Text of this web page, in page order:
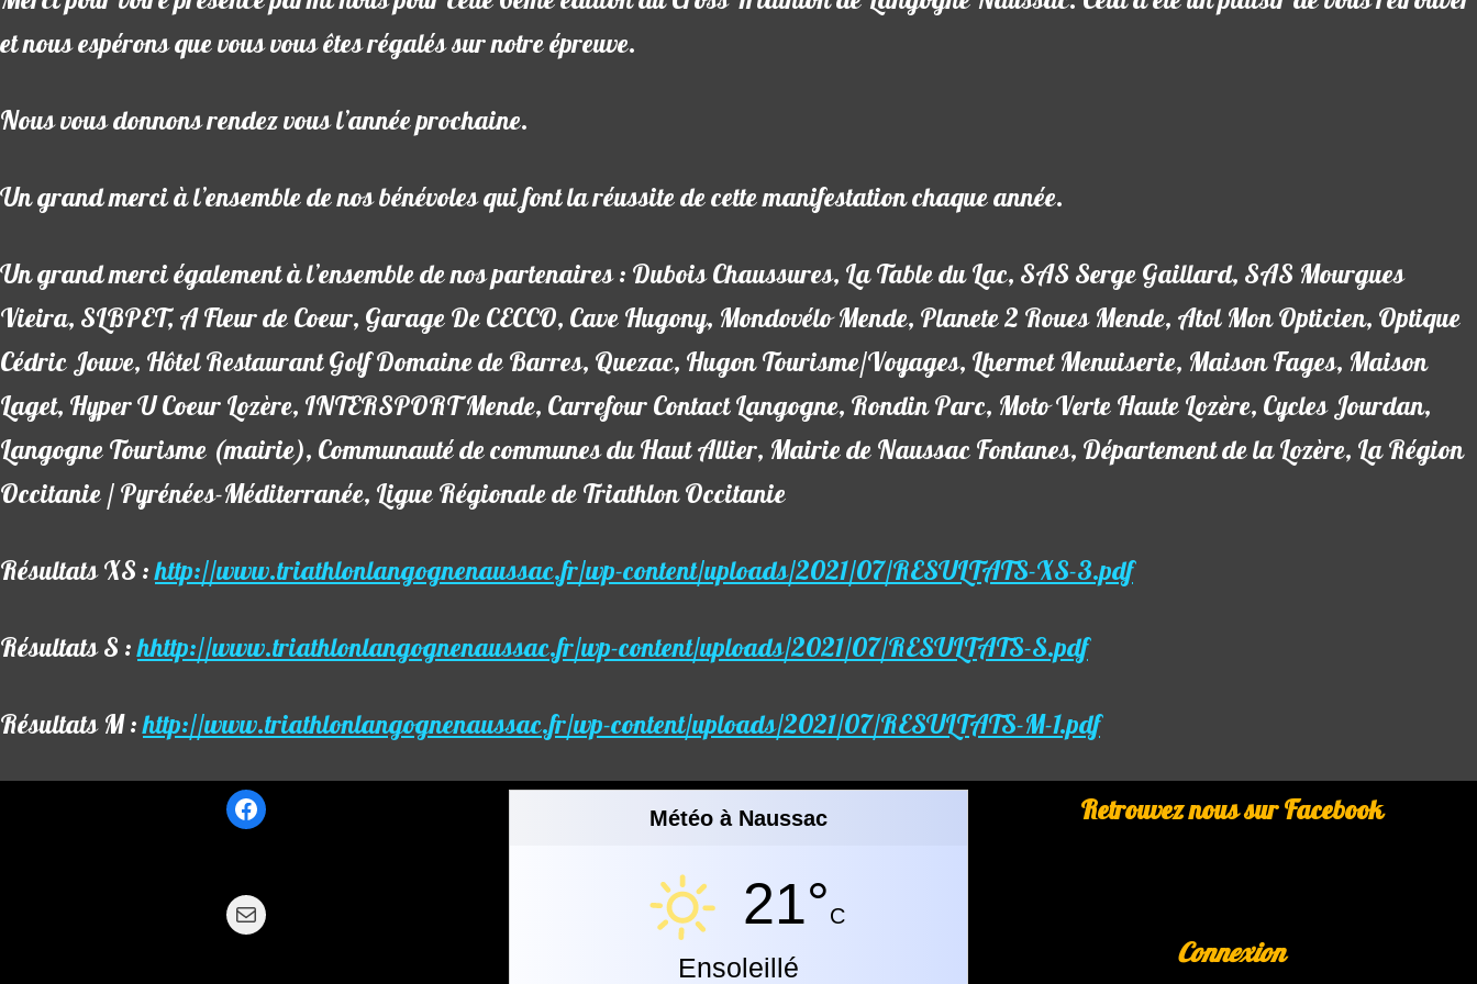
et nous espérons que vous vous êtes régalés sur notre épreuve.
Nous vous donnons rendez vous l’année prochaine.
Un grand merci à l’ensemble de nos bénévoles qui font la réussite de cette manifestation chaque année.
Un grand merci également à l’ensemble de nos partenaires : Dubois Chaussures, La Table du Lac, SAS Serge Gaillard, SAS Mourgues
Vieira, SLBPET, A Fleur de Coeur, Garage De CECCO, Cave Hugony, Mondovélo Mende, Planete 2 Roues Mende, Atol Mon Opticien, Optique
Cédric Jouve, Hôtel Restaurant Golf Domaine de Barres, Quezac, Hugon Tourisme/Voyages, Lhermet Menuiserie, Maison Fages, Maison
Laget, Hyper U Coeur Lozère, INTERSPORT Mende, Carrefour Contact Langogne, Rondin Parc, Moto Verte Haute Lozère, Cycles Jourdan,
Langogne Tourisme (mairie), Communauté de communes du Haut Allier, Mairie de Naussac Fontanes, Département de la Lozère, La Région
Occitanie / Pyrénées-Méditerranée, Ligue Régionale de Triathlon Occitanie
Résultats XS :http://www.triathlonlangognenaussac.fr/wp-content/uploads/2021/07/RESULTATS-XS-3.pdf
Résultats S :hhttp://www.triathlonlangognenaussac.fr/wp-content/uploads/2021/07/RESULTATS-S.pdf
Résultats M :http://www.triathlonlangognenaussac.fr/wp-content/uploads/2021/07/RESULTATS-M-1.pdf
Météo à Naussac
21°C
Ensoleillé
Retrouvez nous sur Facebook
Connexion